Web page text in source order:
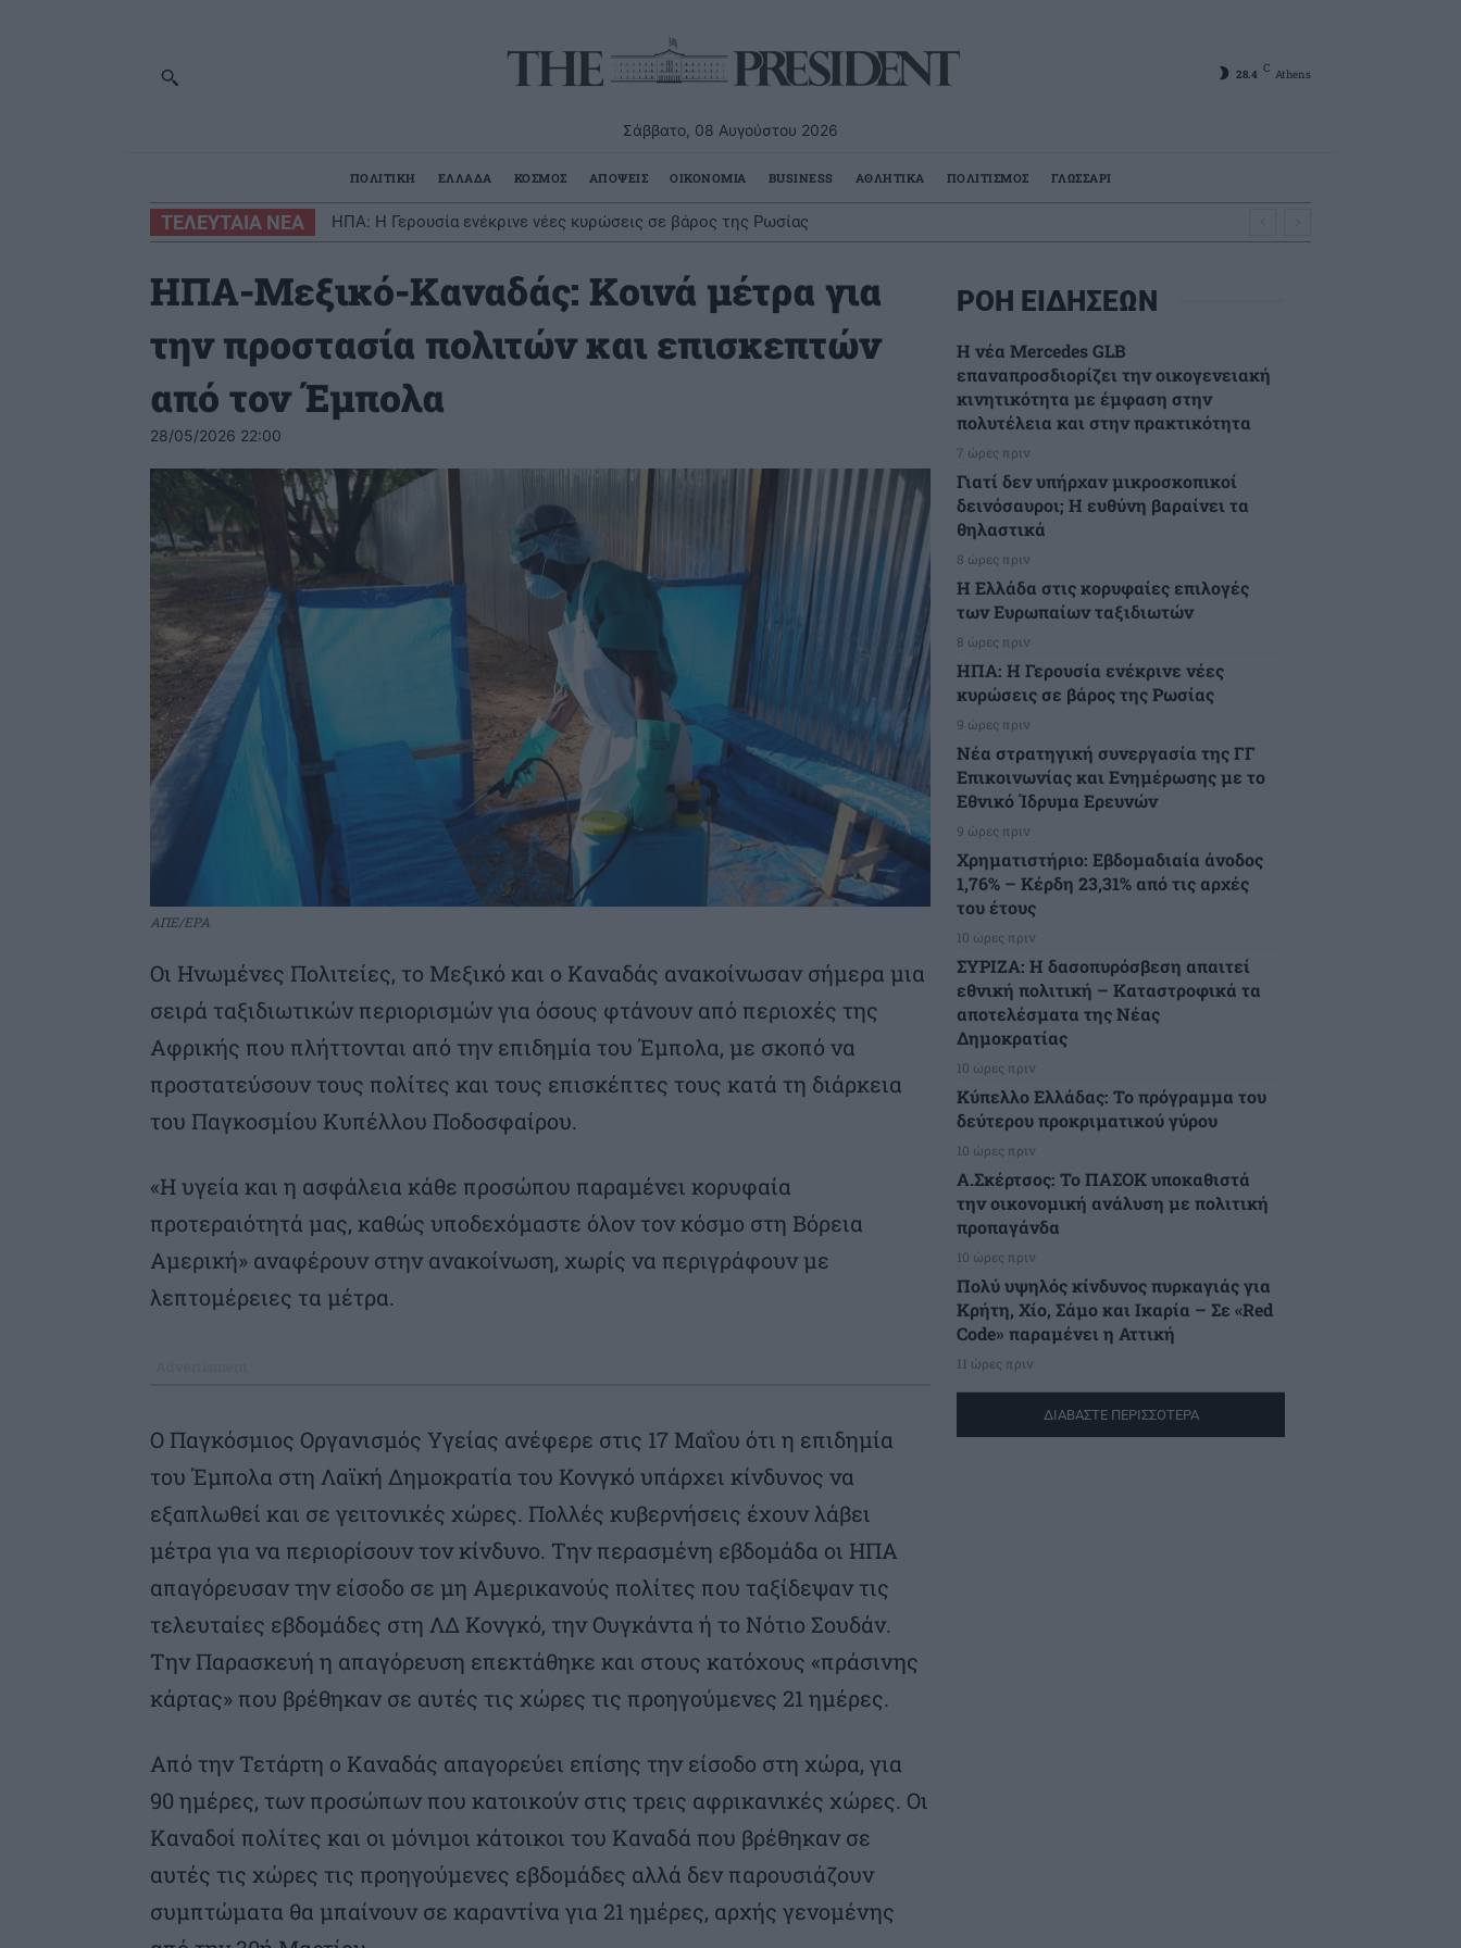
Σάββατο, 08 Αυγούστου 2026
28.4 C Athens
ΠΟΛΙΤΙΚΗ ΕΛΛΑΔΑ ΚΟΣΜΟΣ ΑΠΟΨΕΙΣ ΟΙΚΟΝΟΜΙΑ BUSINESS ΑΘΛΗΤΙΚΑ ΠΟΛΙΤΙΣΜΟΣ ΓΛΩΣΣΑΡΙ
ΤΕΛΕΥΤΑΙΑ ΝΕΑ ΗΠΑ: Η Γερουσία ενέκρινε νέες κυρώσεις σε βάρος της Ρωσίας
ΗΠΑ-Μεξικό-Καναδάς: Κοινά μέτρα για
την προστασία πολιτών και επισκεπτών
από τον Έμπολα
28/05/2026 22:00
ΑΠΕ/EPA
Οι Ηνωμένες Πολιτείες, το Μεξικό και ο Καναδάς ανακοίνωσαν σήμερα μια
σειρά ταξιδιωτικών περιορισμών για όσους φτάνουν από περιοχές της
Αφρικής που πλήττονται από την επιδημία του Έμπολα, με σκοπό να
προστατεύσουν τους πολίτες και τους επισκέπτες τους κατά τη διάρκεια
του Παγκοσμίου Κυπέλλου Ποδοσφαίρου.
«Η υγεία και η ασφάλεια κάθε προσώπου παραμένει κορυφαία
προτεραιότητά μας, καθώς υποδεχόμαστε όλον τον κόσμο στη Βόρεια
Αμερική» αναφέρουν στην ανακοίνωση, χωρίς να περιγράφουν με
λεπτομέρειες τα μέτρα.
Ο Παγκόσμιος Οργανισμός Υγείας ανέφερε στις 17 Μαΐου ότι η επιδημία
του Έμπολα στη Λαϊκή Δημοκρατία του Κονγκό υπάρχει κίνδυνος να
εξαπλωθεί και σε γειτονικές χώρες. Πολλές κυβερνήσεις έχουν λάβει
μέτρα για να περιορίσουν τον κίνδυνο. Την περασμένη εβδομάδα οι ΗΠΑ
απαγόρευσαν την είσοδο σε μη Αμερικανούς πολίτες που ταξίδεψαν τις
τελευταίες εβδομάδες στη ΛΔ Κονγκό, την Ουγκάντα ή το Νότιο Σουδάν.
Την Παρασκευή η απαγόρευση επεκτάθηκε και στους κατόχους «πράσινης
κάρτας» που βρέθηκαν σε αυτές τις χώρες τις προηγούμενες 21 ημέρες.
Από την Τετάρτη ο Καναδάς απαγορεύει επίσης την είσοδο στη χώρα, για
90 ημέρες, των προσώπων που κατοικούν στις τρεις αφρικανικές χώρες. Οι
Καναδοί πολίτες και οι μόνιμοι κάτοικοι του Καναδά που βρέθηκαν σε
αυτές τις χώρες τις προηγούμενες εβδομάδες αλλά δεν παρουσιάζουν
συμπτώματα θα μπαίνουν σε καραντίνα για 21 ημέρες, αρχής γενομένης
ΡΟΗ ΕΙΔΗΣΕΩΝ
Η νέα Mercedes GLB
επαναπροσδιορίζει την οικογενειακή
κινητικότητα με έμφαση στην
πολυτέλεια και στην πρακτικότητα
7 ώρες πριν
Γιατί δεν υπήρχαν μικροσκοπικοί
δεινόσαυροι; Η ευθύνη βαραίνει τα
θηλαστικά
8 ώρες πριν
Η Ελλάδα στις κορυφαίες επιλογές
των Ευρωπαίων ταξιδιωτών
8 ώρες πριν
ΗΠΑ: Η Γερουσία ενέκρινε νέες
κυρώσεις σε βάρος της Ρωσίας
9 ώρες πριν
Νέα στρατηγική συνεργασία της ΓΓ
Επικοινωνίας και Ενημέρωσης με το
Εθνικό Ίδρυμα Ερευνών
9 ώρες πριν
Χρηματιστήριο: Εβδομαδιαία άνοδος
1,76% – Κέρδη 23,31% από τις αρχές
του έτους
10 ώρες πριν
ΣΥΡΙΖΑ: Η δασοπυρόσβεση απαιτεί
εθνική πολιτική – Καταστροφικά τα
αποτελέσματα της Νέας
Δημοκρατίας
10 ώρες πριν
Κύπελλο Ελλάδας: Το πρόγραμμα του
δεύτερου προκριματικού γύρου
10 ώρες πριν
Α.Σκέρτσος: Το ΠΑΣΟΚ υποκαθιστά
την οικονομική ανάλυση με πολιτική
προπαγάνδα
10 ώρες πριν
Πολύ υψηλός κίνδυνος πυρκαγιάς για
Κρήτη, Χίο, Σάμο και Ικαρία – Σε «Red
Code» παραμένει η Αττική
11 ώρες πριν
ΔΙΑΒΑΣΤΕ ΠΕΡΙΣΣΟΤΕΡΑ